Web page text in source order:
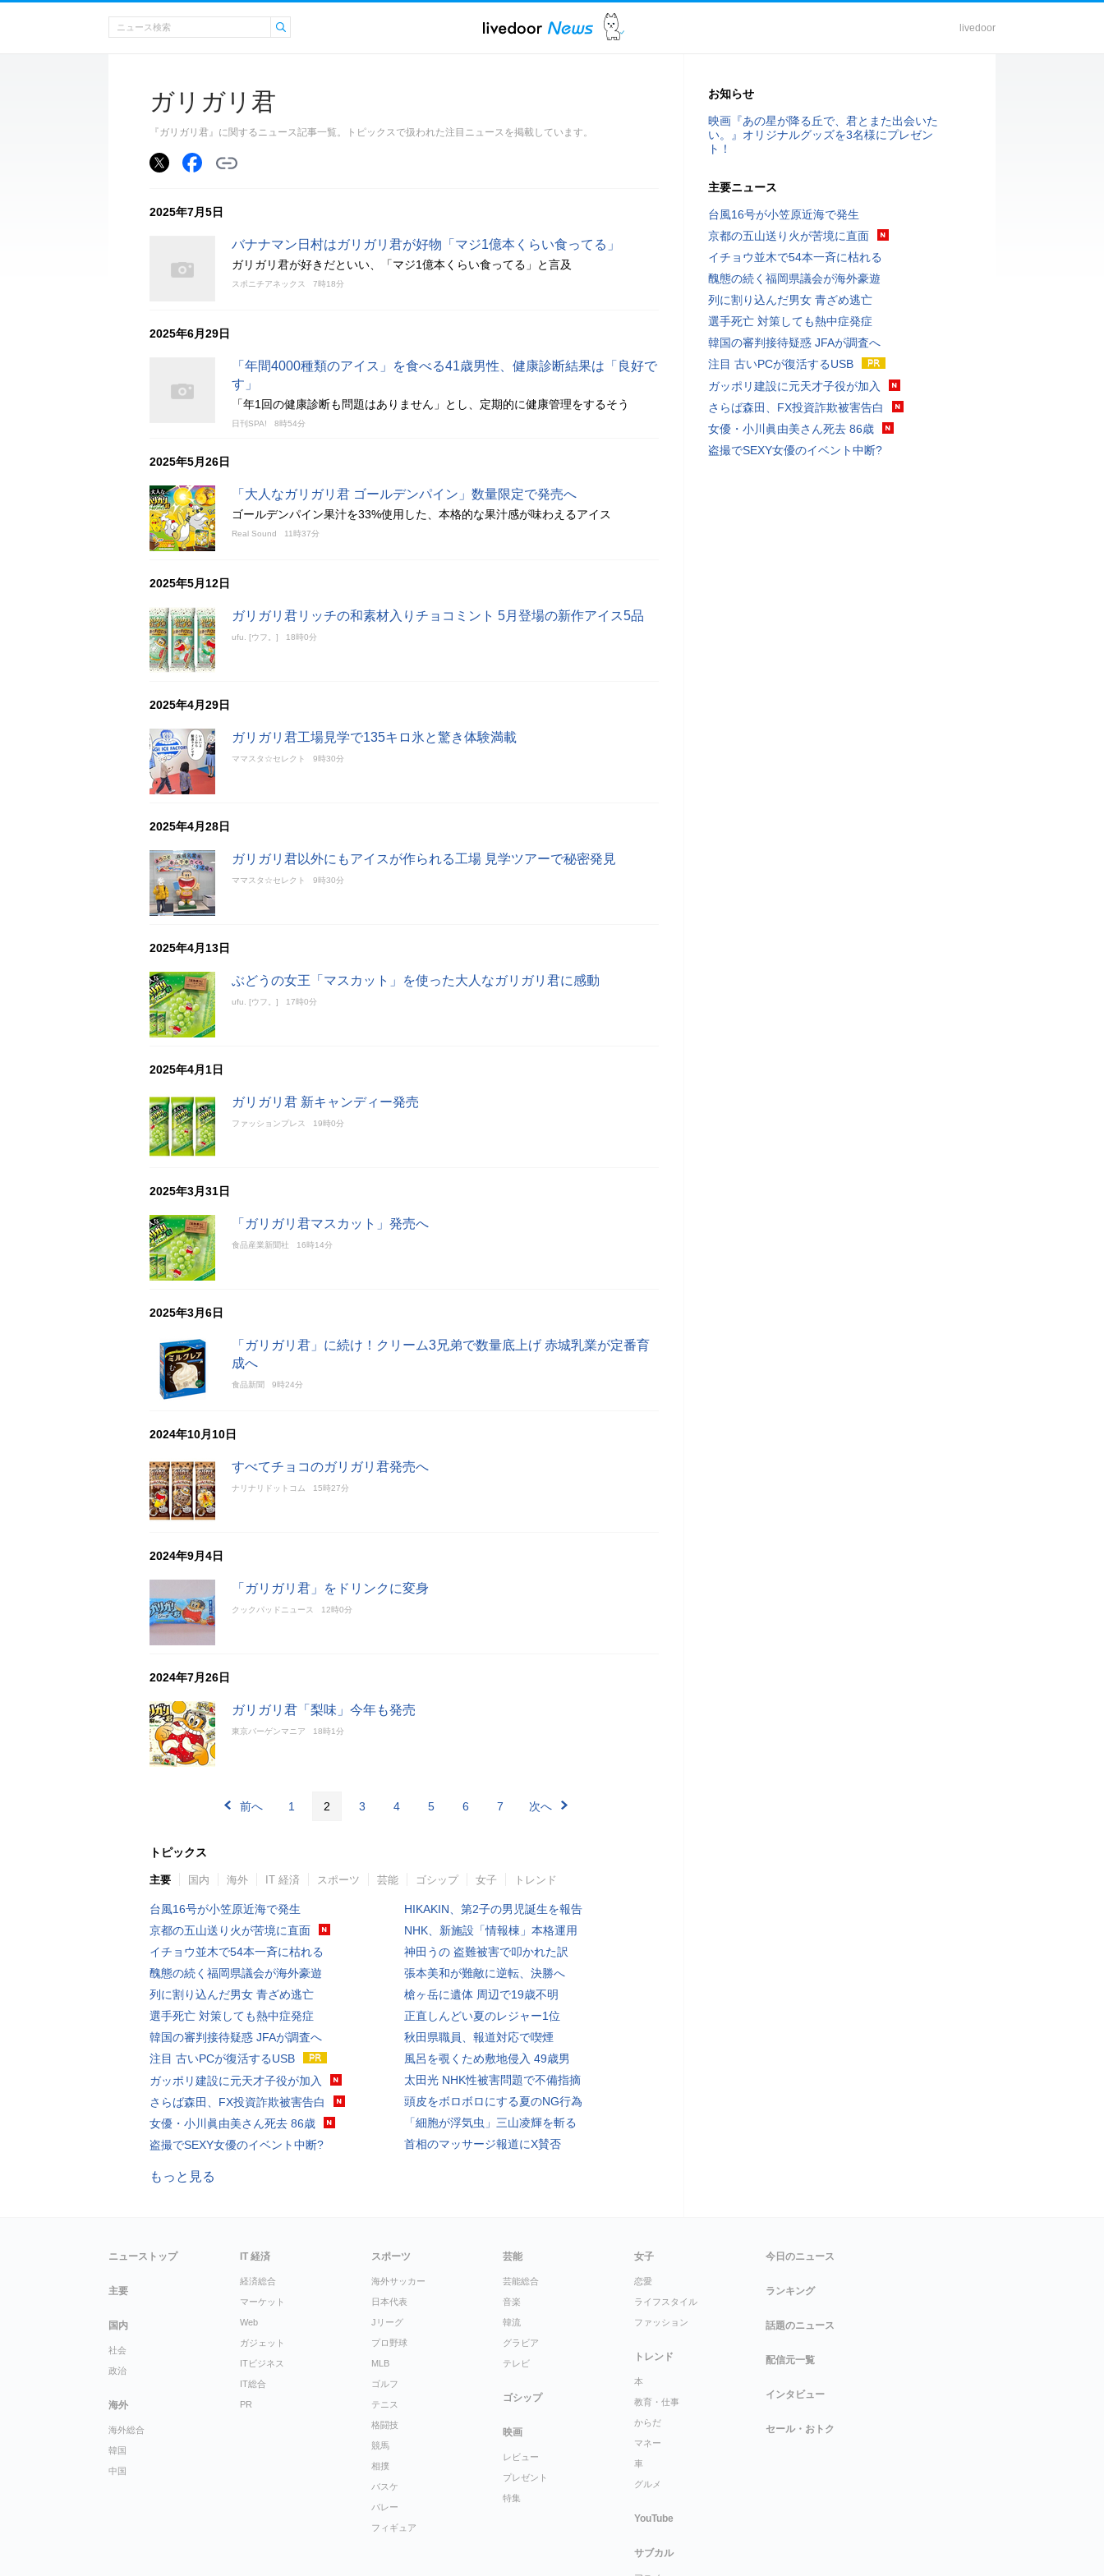
livedoor
ガリガリ君
『ガリガリ君』に関するニュース記事一覧。トピックスで扱われた注目ニュースを掲載しています。
2025年7月5日
バナナマン日村はガリガリ君が好物「マジ1億本くらい食ってる」
ガリガリ君が好きだといい、「マジ1億本くらい食ってる」と言及
スポニチアネックス 7時18分
2025年6月29日
「年間4000種類のアイス」を食べる41歳男性、健康診断結果は「良好で
す」
「年1回の健康診断も問題はありません」とし、定期的に健康管理をするそう
日刊SPA! 8時54分
2025年5月26日
「大人なガリガリ君 ゴールデンパイン」数量限定で発売へ
ゴールデンパイン果汁を33%使用した、本格的な果汁感が味わえるアイス
Real Sound 11時37分
2025年5月12日
ガリガリ君リッチの和素材入りチョコミント 5月登場の新作アイス5品
ufu. [ウフ。] 18時0分
2025年4月29日
ガリガリ君工場見学で135キロ氷と驚き体験満載
ママスタ☆セレクト 9時30分
2025年4月28日
ガリガリ君以外にもアイスが作られる工場 見学ツアーで秘密発見
ママスタ☆セレクト 9時30分
2025年4月13日
ぶどうの女王「マスカット」を使った大人なガリガリ君に感動
ufu. [ウフ。] 17時0分
2025年4月1日
ガリガリ君 新キャンディー発売
ファッションプレス 19時0分
2025年3月31日
「ガリガリ君マスカット」発売へ
食品産業新聞社 16時14分
2025年3月6日
「ガリガリ君」に続け！クリーム3兄弟で数量底上げ 赤城乳業が定番育
成へ
食品新聞 9時24分
2024年10月10日
すべてチョコのガリガリ君発売へ
ナリナリドットコム 15時27分
2024年9月4日
「ガリガリ君」をドリンクに変身
クックパッドニュース 12時0分
2024年7月26日
ガリガリ君「梨味」今年も発売
東京バーゲンマニア 18時1分
前へ 1 2 3 4 5 6 7 次へ
トピックス
主要 国内 海外 IT 経済 スポーツ 芸能 ゴシップ 女子 トレンド
台風16号が小笠原近海で発生
京都の五山送り火が苦境に直面
イチョウ並木で54本一斉に枯れる
醜態の続く福岡県議会が海外豪遊
列に割り込んだ男女 青ざめ逃亡
選手死亡 対策しても熱中症発症
韓国の審判接待疑惑 JFAが調査へ
注目 古いPCが復活するUSB
ガッポリ建設に元天才子役が加入
さらば森田、FX投資詐欺被害告白
女優・小川眞由美さん死去 86歳
盗撮でSEXY女優のイベント中断?
HIKAKIN、第2子の男児誕生を報告
NHK、新施設「情報棟」本格運用
神田うの 盗難被害で叩かれた訳
張本美和が難敵に逆転、決勝へ
槍ヶ岳に遺体 周辺で19歳不明
正直しんどい夏のレジャー1位
秋田県職員、報道対応で喫煙
風呂を覗くため敷地侵入 49歳男
太田光 NHK性被害問題で不備指摘
頭皮をボロボロにする夏のNG行為
「細胞が浮気虫」三山凌輝を斬る
首相のマッサージ報道にX賛否
もっと見る
お知らせ
映画『あの星が降る丘で、君とまた出会いた
い。』オリジナルグッズを3名様にプレゼン
ト！
主要ニュース
台風16号が小笠原近海で発生
京都の五山送り火が苦境に直面
イチョウ並木で54本一斉に枯れる
醜態の続く福岡県議会が海外豪遊
列に割り込んだ男女 青ざめ逃亡
選手死亡 対策しても熱中症発症
韓国の審判接待疑惑 JFAが調査へ
注目 古いPCが復活するUSB
ガッポリ建設に元天才子役が加入
さらば森田、FX投資詐欺被害告白
女優・小川眞由美さん死去 86歳
盗撮でSEXY女優のイベント中断?
ニューストップ
主要
国内
社会
政治
海外
海外総合
韓国
中国
IT 経済
経済総合
マーケット
Web
ガジェット
ITビジネス
IT総合
PR
スポーツ
海外サッカー
日本代表
Jリーグ
プロ野球
MLB
ゴルフ
テニス
格闘技
競馬
相撲
バスケ
バレー
フィギュア
芸能
芸能総合
音楽
韓流
グラビア
テレビ
ゴシップ
映画
レビュー
プレゼント
特集
女子
恋愛
ライフスタイル
ファッション
トレンド
本
教育・仕事
からだ
マネー
車
グルメ
YouTube
サブカル
今日のニュース
ランキング
話題のニュース
配信元一覧
インタビュー
セール・おトク